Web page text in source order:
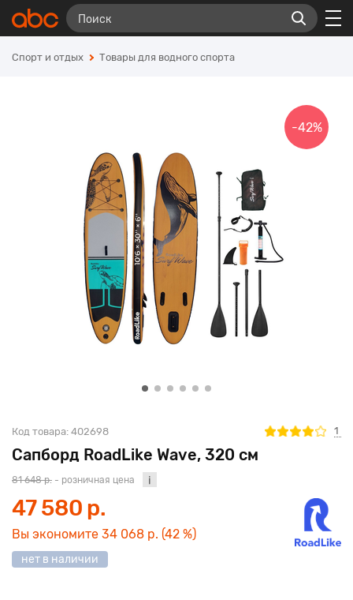
Спорт и отдых Товары для водного спорта
Сапборд RoadLike Wave, 320 см
Код товара: 402698 1
-42%
81 648 р. - розничная цена
47 580 р.
Вы экономите 34 068 р. (42 %)
нет в наличии